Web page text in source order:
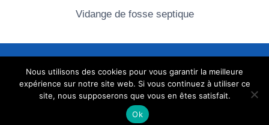
Vidange de fosse septique
© 2026 Travaux de l'habitatNous contacter-
Mentions légales
Nous utilisons des cookies pour vous garantir la meilleure
expérience sur notre site web. Si vous continuez à utiliser ce
site, nous supposerons que vous en êtes satisfait.
Ok